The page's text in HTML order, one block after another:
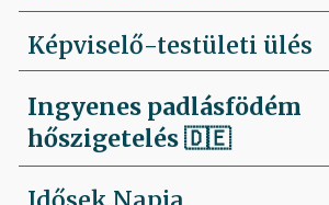
Képviselő-testületi ülés
Ingyenes padlásfödém
hőszigetelés🇩🇪